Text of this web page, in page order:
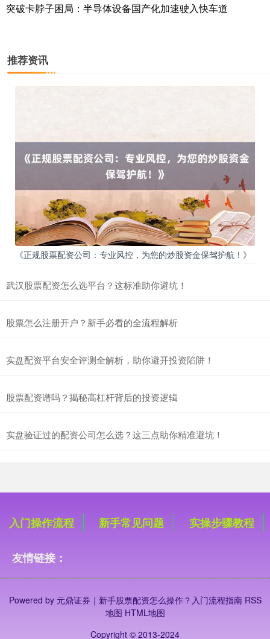
突破卡脖子困局：半导体设备国产化加速驶入快车道
推荐资讯
《正规股票配资公司：专业风控，为您的炒股资金保驾护航！》
武汉股票配资怎么选平台？这标准助你避坑！
股票怎么注册开户？新手必看的全流程解析
实盘配资平台安全评测全解析，助你避开投资陷阱！
股票配资谱吗？揭秘高杠杆背后的投资逻辑
实盘验证过的配资公司怎么选？这三点助你精准避坑！
入门操作流程 新手常见问题 实操步骤教程
友情链接：
Powered by 元鼎证券｜新手股票配资怎么操作？入门流程指南 RSS
地图 HTML地图
Copyright © 2013-2024